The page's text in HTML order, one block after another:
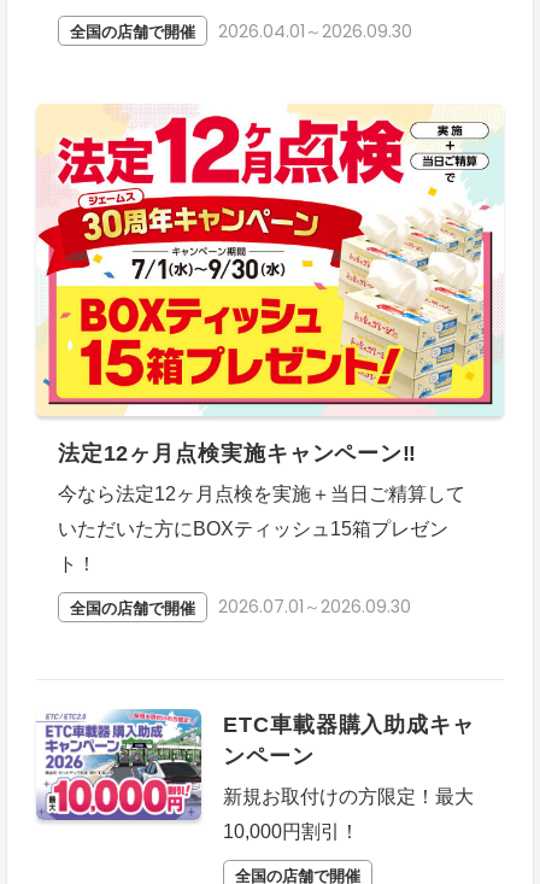
全国の店舗で開催 2026.04.01～2026.09.30
法定12ヶ月点検実施キャンペーン‼
今なら法定12ヶ月点検を実施＋当日ご精算して
いただいた方にBOXティッシュ15箱プレゼン
ト！
全国の店舗で開催 2026.07.01～2026.09.30
ETC車載器購入助成キャ
ンペーン
新規お取付けの方限定！最大
10,000円割引！
全国の店舗で開催